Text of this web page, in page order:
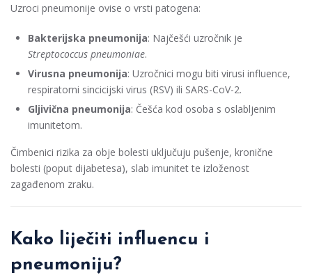
Uzroci pneumonije ovise o vrsti patogena:
Bakterijska pneumonija: Najčešći uzročnik je
Streptococcus pneumoniae.
Virusna pneumonija: Uzročnici mogu biti virusi influence,
respiratorni sincicijski virus (RSV) ili SARS-CoV-2.
Gljivična pneumonija: Češća kod osoba s oslabljenim
imunitetom.
Čimbenici rizika za obje bolesti uključuju pušenje, kronične
bolesti (poput dijabetesa), slab imunitet te izloženost
zagađenom zraku.
Kako liječiti influencu i
pneumoniju?